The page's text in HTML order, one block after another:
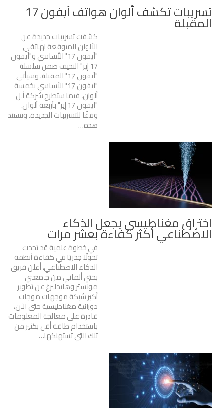
تسريبات تكشف ألوان هواتف آيفون 17
المقبلة
كشفت تسريبات جديدة عن
الألوان المتوقعة لهاتفي
"آيفون 17" الأساسي و"آيفون
17 إير" النحيف ضمن سلسلة
"آيفون 17" المقبلة. وسيأتي
"آيفون 17" الأساسي بخمسة
ألوان، فيما ستطرح شركة أبل
"آيفون 17 إير" بأربعة ألوان،
وفقًا للتسريبات الجديدة. وتستند
هذه…
اختراق مغناطيسي يجعل الذكاء
الاصطناعي أكثر كفاءة بعشر مرات
في خطوة علمية قد تحدث
تحولًا جذريًا في كفاءة أنظمة
الذكاء الاصطناعي، أعلن فريق
بحثي ألماني من جامعتي
مونستر وهايدلبرغ عن تطوير
أكبر شبكة موجهات موجات
دورانية مغناطيسية حتى الآن،
قادرة على معالجة المعلومات
باستخدام طاقة أقل بكثير من
تلك التي تستهلكها…